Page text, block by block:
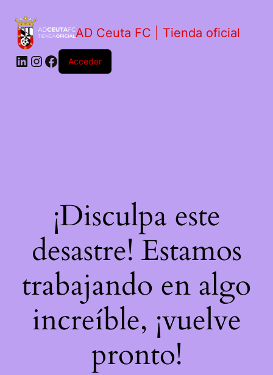
AD Ceuta FC | Tienda oficial
Acceder
¡Disculpa este
desastre! Estamos
trabajando en algo
increíble, ¡vuelve
pronto!